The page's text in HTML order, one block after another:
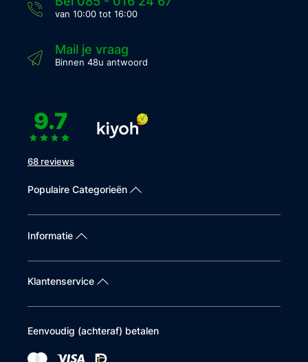
van 10:00 tot 16:00
Mail je vraag
Binnen 48u antwoord
9.7
68 reviews
Populaire Categorieën
Informatie
Klantenservice
Eenvoudig (achteraf) betalen